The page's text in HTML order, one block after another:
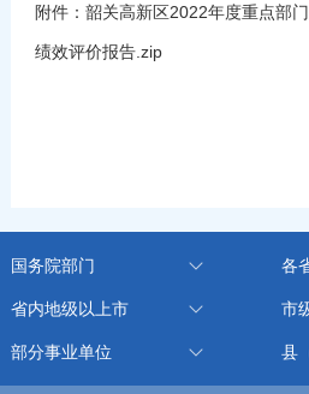
附件： 韶关高新区2022年度重点部
绩效评价报告.zip
国务院部门 各
省内地级以上市 市
部分事业单位 县